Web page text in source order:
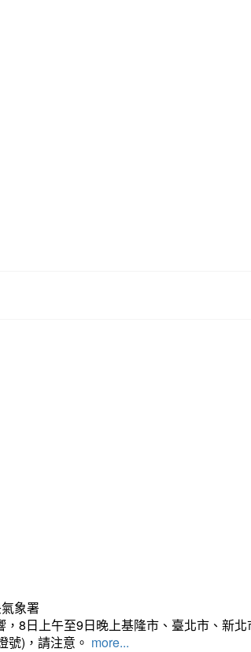
象署
8日上午至9日晚上基隆市、臺北市、新
號)，請注意。 more...